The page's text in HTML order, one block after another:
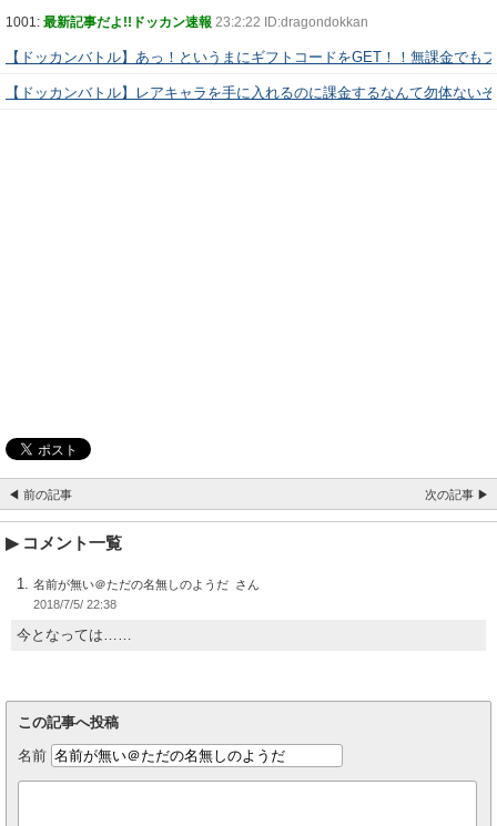
1001: 最新記事だよ!!ドッカン速報 23:2:22 ID:dragondokkan
【ドッカンバトル】あっ！というまにギフトコードをGET！！無課金でも
【ドッカンバトル】レアキャラを手に入れるのに課金するなんて勿体ない
◀ 前の記事 次の記事 ▶
コメント一覧
名前が無い＠ただの名無しのようだ
2018/7/5/ 22:38
今となっては……
この記事へ投稿
名前